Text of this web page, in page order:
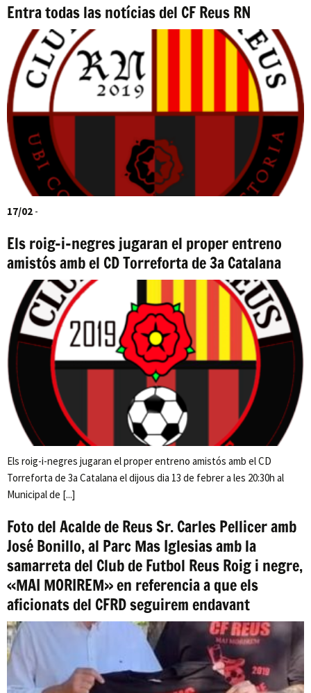
Entra todas las notícias del CF Reus RN
17/02 -
Els roig-i-negres jugaran el proper entreno
amistós amb el CD Torreforta de 3a Catalana
Els roig-i-negres jugaran el proper entreno amistós amb el CD
Torreforta de 3a Catalana el dijous dia 13 de febrer a les 20:30h al
Municipal de [...]
Foto del Acalde de Reus Sr. Carles Pellicer amb
José Bonillo, al Parc Mas Iglesias amb la
samarreta del Club de Futbol Reus Roig i negre,
«MAI MORIREM» en referencia a que els
aficionats del CFRD seguirem endavant